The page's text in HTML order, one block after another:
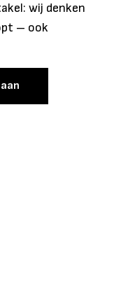
wij denken
– ook